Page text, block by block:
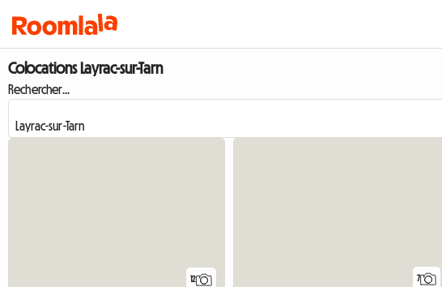
Colocations Layrac-sur-Tarn
Rechercher...
12 7